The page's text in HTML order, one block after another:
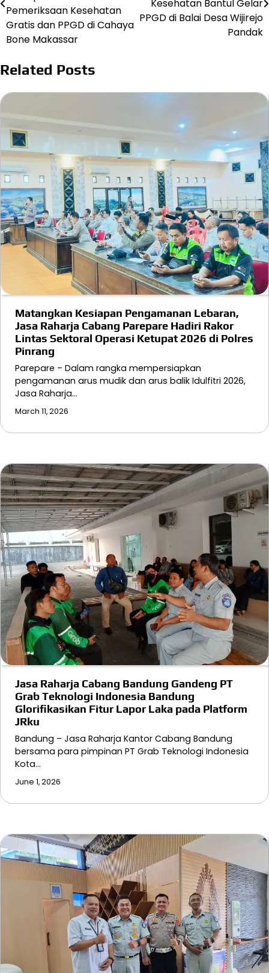
Pemeriksaan Kesehatan
Gratis dan PPGD di Cahaya
Bone Makassar
Kesehatan Bantul Gelar
PPGD di Balai Desa Wijirejo
Pandak
Related Posts
Matangkan Kesiapan Pengamanan Lebaran,
Jasa Raharja Cabang Parepare Hadiri Rakor
Lintas Sektoral Operasi Ketupat 2026 di Polres
Pinrang
Parepare – Dalam rangka mempersiapkan
pengamanan arus mudik dan arus balik Idulfitri 2026,
Jasa Raharja…
March 11, 2026
Jasa Raharja Cabang Bandung Gandeng PT
Grab Teknologi Indonesia Bandung
Glorifikasikan Fitur Lapor Laka pada Platform
JRku
Bandung – Jasa Raharja Kantor Cabang Bandung
bersama para pimpinan PT Grab Teknologi Indonesia
Kota…
June 1, 2026